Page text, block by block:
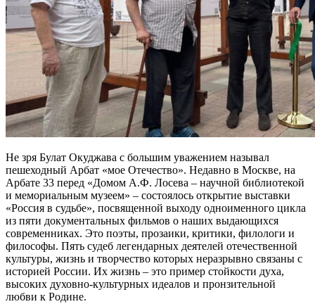
Не зря Булат Окуджава с большим уважением называл
пешеходный Арбат «мое Отечество». Недавно в Москве, на
Арбате 33 перед «Домом А.Ф. Лосева – научной библиотекой
и мемориальным музеем» – состоялось открытие выставки
«Россия в судьбе», посвященной выходу одноименного цикла
из пяти документальных фильмов о наших выдающихся
современниках. Это поэты, прозаики, критики, филологи и
философы. Пять судеб легендарных деятелей отечественной
культуры, жизнь и творчество которых неразрывно связаны с
историей России. Их жизнь – это пример стойкости духа,
высоких духовно-культурных идеалов и пронзительной
любви к Родине.